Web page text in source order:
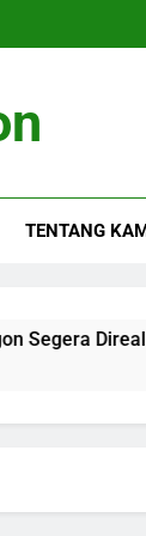
TENTANG